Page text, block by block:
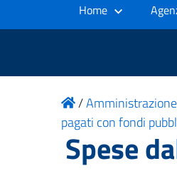
Home
/
pagati con fondi
Spese